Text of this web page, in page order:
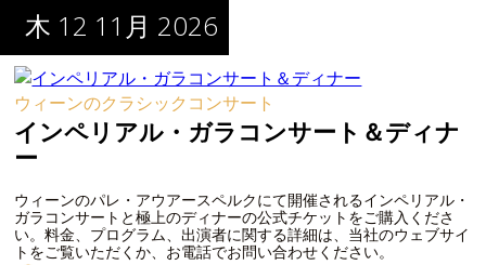
木 12 11月 2026
ウィーンのクラシックコンサート
インペリアル・ガラコンサート＆ディナ
ー
ウィーンのパレ・アウアースペルクにて開催されるインペリアル・
ガラコンサートと極上のディナーの公式チケットをご購入くださ
い。料金、プログラム、出演者に関する詳細は、当社のウェブサイ
トをご覧いただくか、お電話でお問い合わせください。